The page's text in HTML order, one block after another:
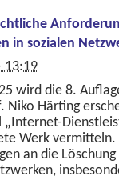
in sozialen
13:19
wird die 8.
Niko Härting
„Internet-
Werk
an die